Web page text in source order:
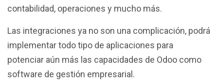
contabilidad, operaciones y mucho más.
Las integraciones ya no son una complicación, podrá
implementar todo tipo de aplicaciones para
potenciar aún más las capacidades de Odoo como
software de gestión empresarial.